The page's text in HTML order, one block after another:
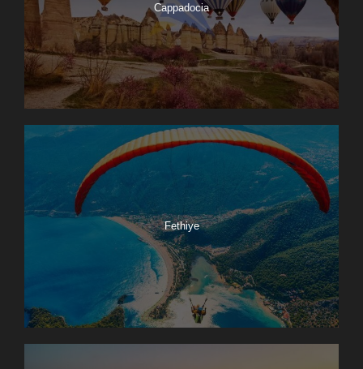
Cappadocia
Fethiye